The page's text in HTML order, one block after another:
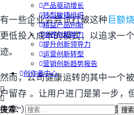
产品驱动增长
转型敏捷组织
精益产品创新
培养创新能力
提升创新领导力
运营创新转型
营销创新趋势报告
创作者中心
搜索：
有一些企业会尝试打破这种 巨额
更低投入成本的模式，以追求一
迹。
然而，公司健康运转的其中一个
户留存 。让用户进门是第一步，
失率“）可能是公司潜力的隐藏杀